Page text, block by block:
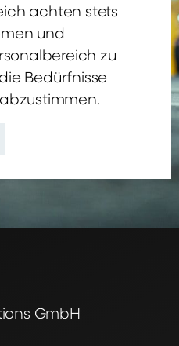
achten stets
und
zu
Bedürfnisse
GmbH